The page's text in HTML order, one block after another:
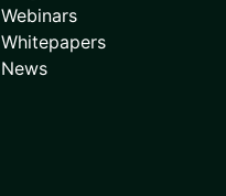
Webinars
Whitepapers
News